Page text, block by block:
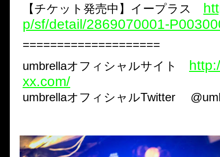
【チケット発売中】イープラス
p/sf/detail/2869070001-
====================
umbrellaオフィシャルサイト
xx.com/
umbrellaオフィシャルTwitter